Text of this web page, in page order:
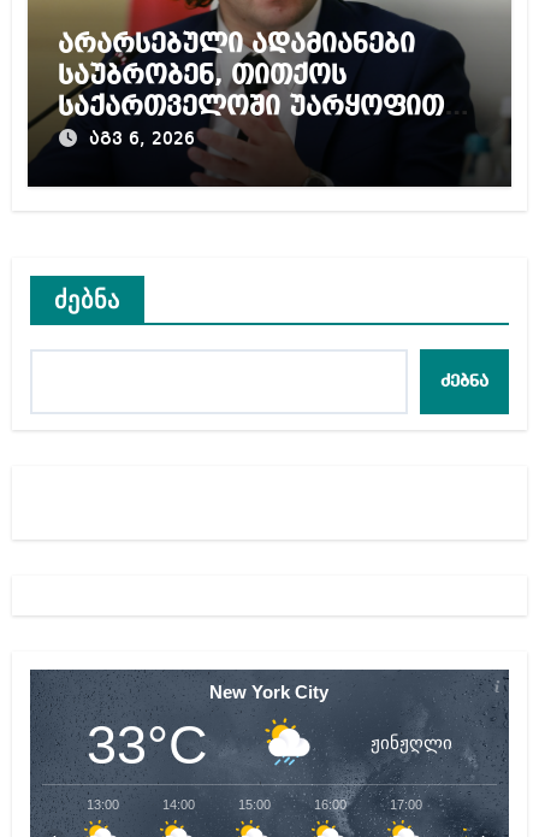
არარსებული ადამიანები
საუბრობენ, თითქოს
საქართველოში უარყოფითი
გარემოა შექმნილი რუსი
ტურისტებისთვის, ჩვენი კარი
აგვ 6, 2026
ძებნა
ძებნა
New York City
33°C ჟინჟღლი
13:00 14:00 15:00 16:00 17:00 18:00